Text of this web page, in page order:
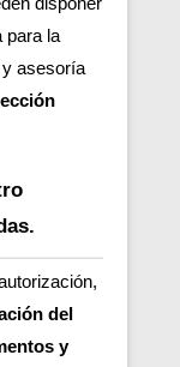
para la
asesoría
del
y